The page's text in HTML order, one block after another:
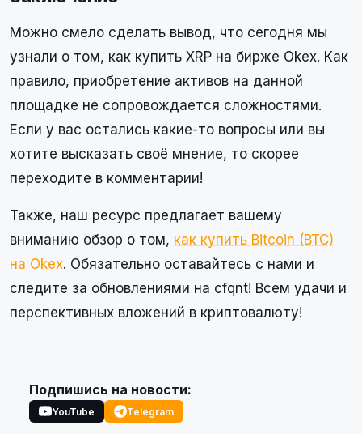
Можно смело сделать вывод, что сегодня мы
узнали о том, как купить XRP на бирже Okex. Как
правило, приобретение активов на данной
площадке не сопровождается сложностями.
Если у вас остались какие-то вопросы или вы
хотите высказать своё мнение, то скорее
переходите в комментарии!
Также, наш ресурс предлагает вашему
вниманию обзор о том, как купить Bitcoin (BTC)
на Okex. Обязательно оставайтесь с нами и
следите за обновлениями на cfqnt! Всем удачи и
перспективных вложений в криптовалюту!
Подпишись на новости:
YouTube Telegram